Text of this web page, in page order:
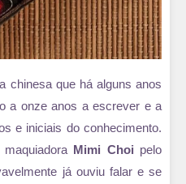
chinesa que há alguns anos
a onze anos a escrever e a
e iniciais do conhecimento.
Mimi Choi pelo
já ouviu falar e se